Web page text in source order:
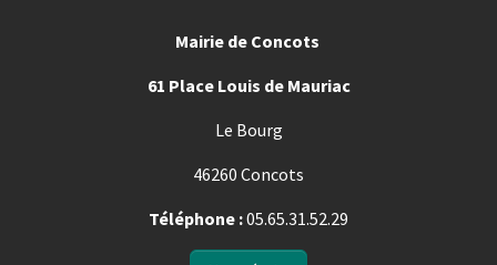
Mairie de Concots
61 Place Louis de Mauriac
Le Bourg
46260 Concots
Téléphone :05.65.31.52.29